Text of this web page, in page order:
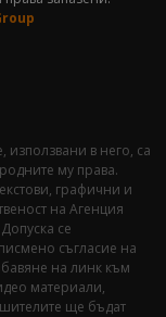
използвани в него, са
му права.
графични и
на Агенция
се
съгласие на
на линк към
материали,
ще бъдат